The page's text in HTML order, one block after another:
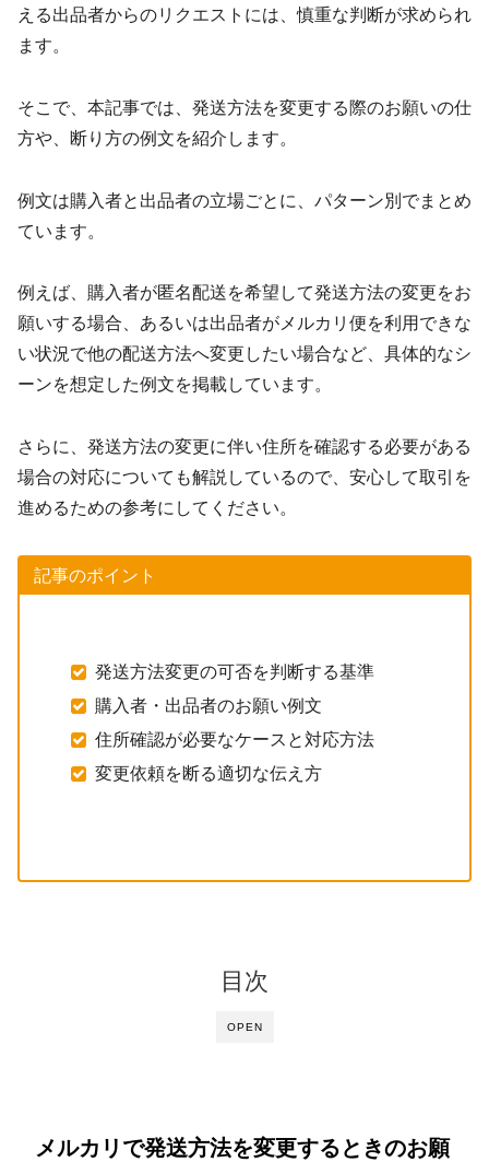
える出品者からのリクエストには、慎重な判断が求められ
ます。
そこで、本記事では、発送方法を変更する際のお願いの仕
方や、断り方の例文を紹介します。
例文は購入者と出品者の立場ごとに、パターン別でまとめ
ています。
例えば、購入者が匿名配送を希望して発送方法の変更をお
願いする場合、あるいは出品者がメルカリ便を利用できな
い状況で他の配送方法へ変更したい場合など、具体的なシ
ーンを想定した例文を掲載しています。
さらに、発送方法の変更に伴い住所を確認する必要がある
場合の対応についても解説しているので、安心して取引を
進めるための参考にしてください。
記事のポイント
発送方法変更の可否を判断する基準
購入者・出品者のお願い例文
住所確認が必要なケースと対応方法
変更依頼を断る適切な伝え方
OPEN
目次
メルカリで発送方法を変更するときのお願